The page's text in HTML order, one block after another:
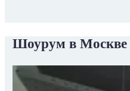
Шоурум в Москве